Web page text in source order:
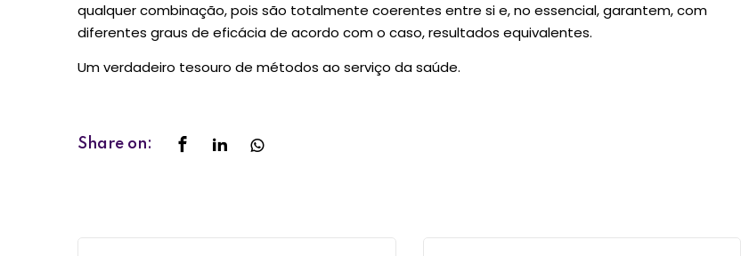
qualquer combinação, pois são totalmente coerentes entre si e, no essencial, garantem, com
diferentes graus de eficácia de acordo com o caso, resultados equivalentes.
Um verdadeiro tesouro de métodos ao serviço da saúde.
Share on: